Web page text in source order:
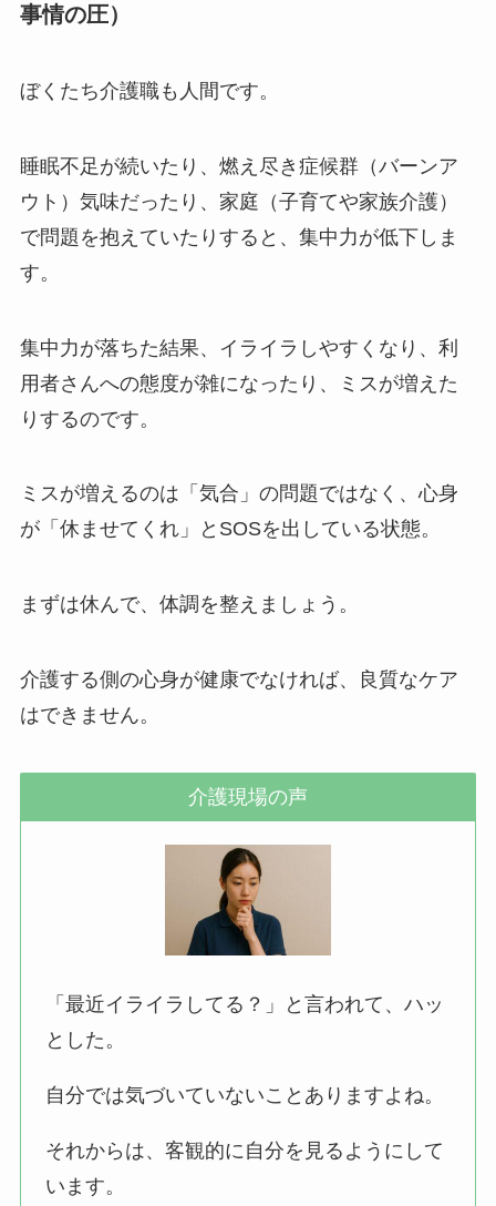
事情の圧）
ぼくたち介護職も人間です。
睡眠不足が続いたり、燃え尽き症候群（バーンア
ウト）気味だったり、家庭（子育てや家族介護）
で問題を抱えていたりすると、集中力が低下しま
す。
集中力が落ちた結果、イライラしやすくなり、利
用者さんへの態度が雑になったり、ミスが増えた
りするのです。
ミスが増えるのは「気合」の問題ではなく、心身
が「休ませてくれ」とSOSを出している状態。
まずは休んで、体調を整えましょう。
介護する側の心身が健康でなければ、良質なケア
はできません。
介護現場の声
「最近イライラしてる？」と言われて、ハッ
とした。
自分では気づいていないことありますよね。
それからは、客観的に自分を見るようにして
います。